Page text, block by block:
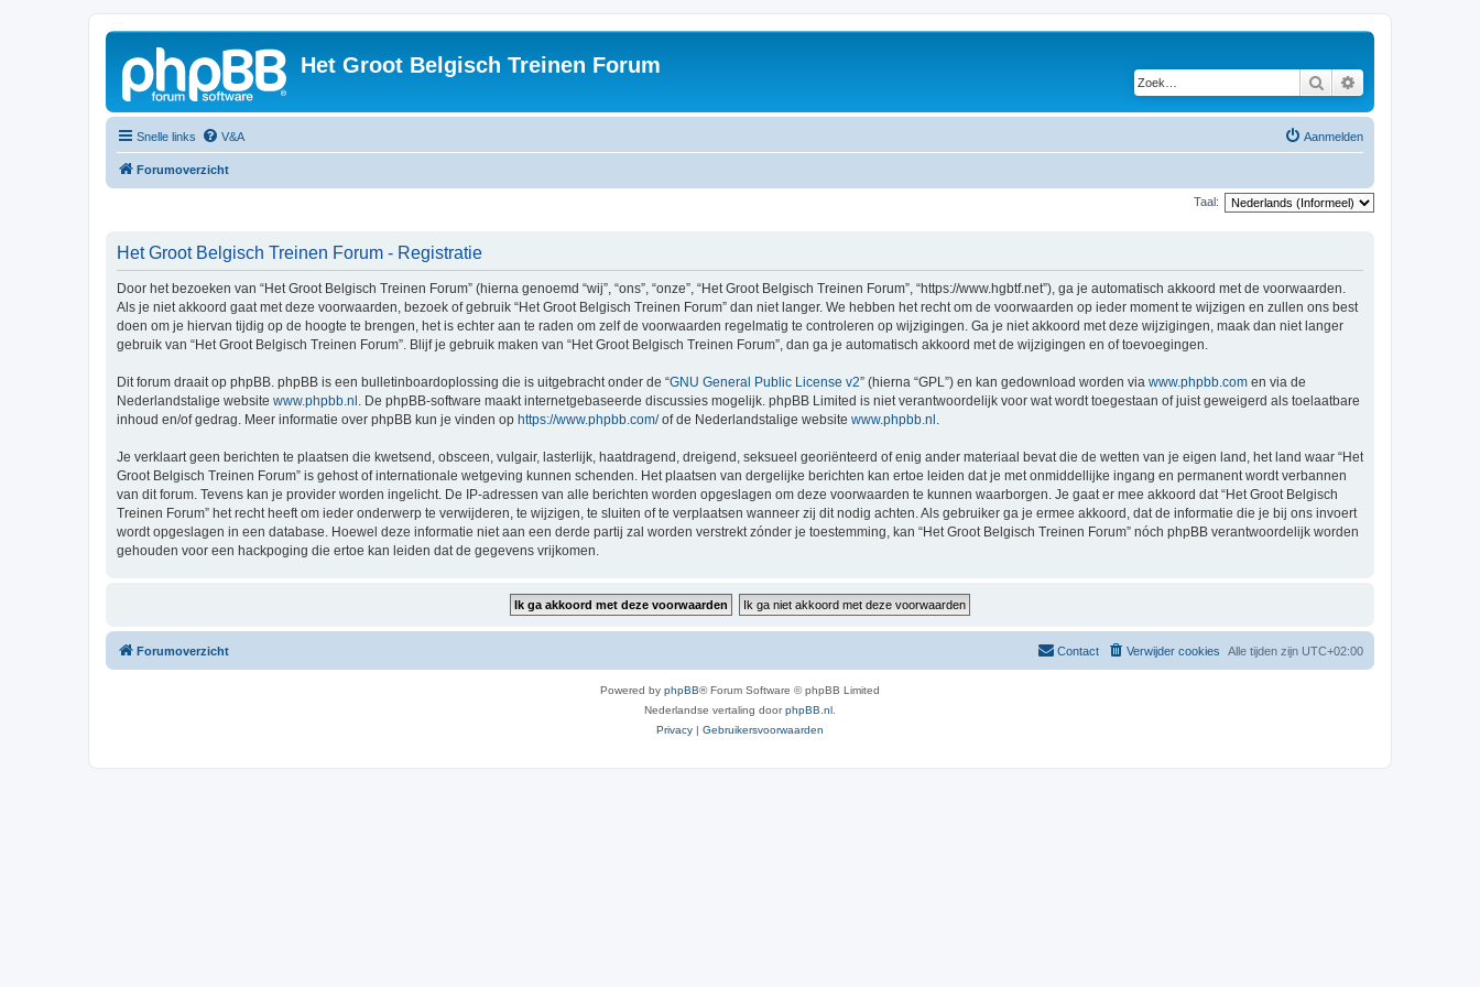
Het Groot Belgisch Treinen Forum
Zoek
Snelle links V&A Aanmelden
Forumoverzicht
Taal:
Het Groot Belgisch Treinen Forum - Registratie
Door het bezoeken van “Het Groot Belgisch Treinen Forum” (hierna genoemd “wij”, “ons”, “onze”, “Het Groot Belgisch Treinen Forum”, “https://www.hgbtf.net”), ga je automatisch akkoord met de voorwaarden.
Als je niet akkoord gaat met deze voorwaarden, bezoek of gebruik “Het Groot Belgisch Treinen Forum” dan niet langer. We hebben het recht om de voorwaarden op ieder moment te wijzigen en zullen ons best
doen om je hiervan tijdig op de hoogte te brengen, het is echter aan te raden om zelf de voorwaarden regelmatig te controleren op wijzigingen. Ga je niet akkoord met deze wijzigingen, maak dan niet langer
gebruik van “Het Groot Belgisch Treinen Forum”. Blijf je gebruik maken van “Het Groot Belgisch Treinen Forum”, dan ga je automatisch akkoord met de wijzigingen en of toevoegingen.
Dit forum draait op phpBB. phpBB is een bulletinboardoplossing die is uitgebracht onder de “GNU General Public License v2” (hierna “GPL”) en kan gedownload worden via www.phpbb.com en via de
Nederlandstalige website www.phpbb.nl . De phpBB-software maakt internetgebaseerde discussies mogelijk. phpBB Limited is niet verantwoordelijk voor wat wordt toegestaan of juist geweigerd als toelaatbare
inhoud en/of gedrag. Meer informatie over phpBB kun je vinden op https://www.phpbb.com/of de Nederlandstalige website www.phpbb.nl
Je verklaart geen berichten te plaatsen die kwetsend, obsceen, vulgair, lasterlijk, haatdragend, dreigend, seksueel georiënteerd of enig ander materiaal bevat die de wetten van je eigen land, het land waar “Het
Groot Belgisch Treinen Forum” is gehost of internationale wetgeving kunnen schenden. Het plaatsen van dergelijke berichten kan ertoe leiden dat je met onmiddellijke ingang en permanent wordt verbannen
van dit forum. Tevens kan je provider worden ingelicht. De IP-adressen van alle berichten worden opgeslagen om deze voorwaarden te kunnen waarborgen. Je gaat er mee akkoord dat “Het Groot Belgisch
Treinen Forum” het recht heeft om ieder onderwerp te verwijderen, te wijzigen, te sluiten of te verplaatsen wanneer zij dit nodig achten. Als gebruiker ga je ermee akkoord, dat de informatie die je bij ons invoert
wordt opgeslagen in een database. Hoewel deze informatie niet aan een derde partij zal worden verstrekt zónder je toestemming, kan “Het Groot Belgisch Treinen Forum” nóch phpBB verantwoordelijk worden
gehouden voor een hackpoging die ertoe kan leiden dat de gegevens vrijkomen.
Forumoverzicht Alle tijden zijn UTC+02:00
Verwijder cookies
Contact
Powered by phpBB® Forum Software © phpBB Limited
Nederlandse vertaling doorphpBB.nl
Privacy | Gebruikersvoorwaarden